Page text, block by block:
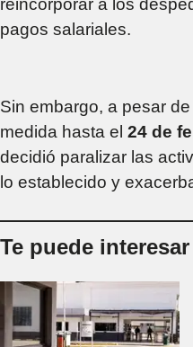
reincorporar a los
pagos salariales.
Sin embargo, a pesar
medida hasta el 24 de
decidió paralizar las
lo establecido y
Te puede interesar